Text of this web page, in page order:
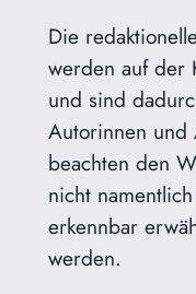
Die
werden auf der
und sind
Autorinnen und
beachten den
nicht
erkennbar
werden.